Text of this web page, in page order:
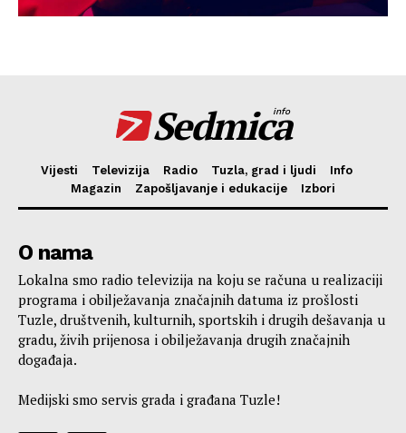
Sedmica
info
Vijesti Televizija Radio Tuzla, grad i ljudi
Info
Magazin
Zapošljavanje i edukacije Izbori
O nama
Lokalna smo radio televizija na koju se računa u realizaciji
programa i obilježavanja značajnih datuma iz prošlosti
Tuzle, društvenih, kulturnih, sportskih i drugih dešavanja u
gradu, živih prijenosa i obilježavanja drugih značajnih
događaja.
Medijski smo servis grada i građana Tuzle!